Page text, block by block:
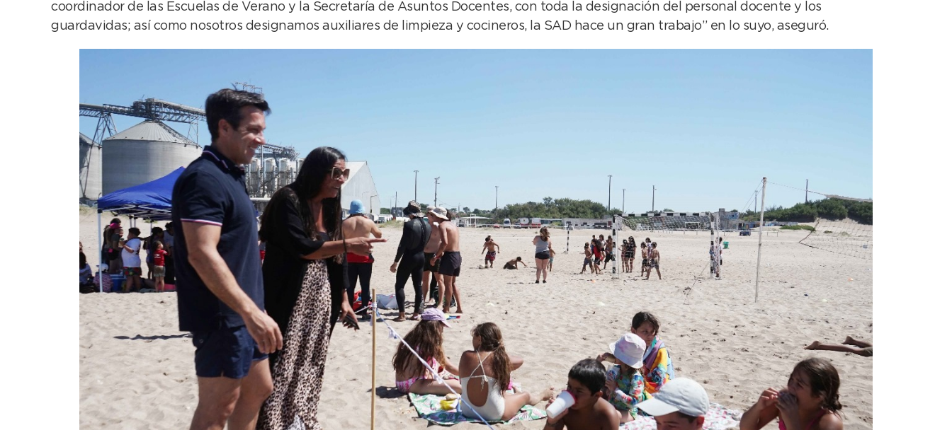
coordinador de las Escuelas de Verano y la Secretaría de Asuntos Docentes, con toda la designación del personal docente y los
guardavidas; así como nosotros designamos auxiliares de limpieza y cocineros, la SAD hace un gran trabajo” en lo suyo, aseguró.